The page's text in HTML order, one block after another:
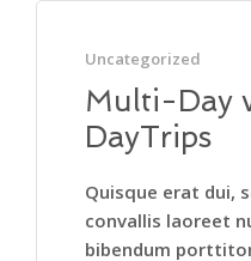
Uncategorized
Multi-Day
DayTrips
Quisque erat dui,
convallis laoreet
bibendum